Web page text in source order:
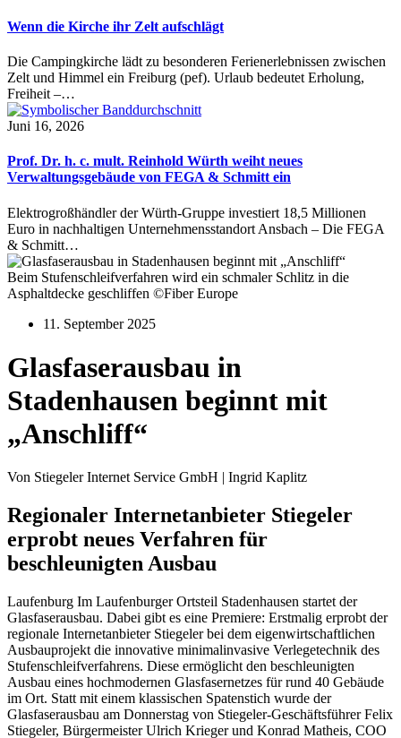
Wenn die Kirche ihr Zelt aufschlägt
Die Campingkirche lädt zu besonderen Ferienerlebnissen zwischen
Zelt und Himmel ein Freiburg (pef). Urlaub bedeutet Erholung,
Freiheit –…
Juni 16, 2026
Prof. Dr. h. c. mult. Reinhold Würth weiht neues
Verwaltungsgebäude von FEGA & Schmitt ein
Elektrogroßhändler der Würth-Gruppe investiert 18,5 Millionen
Euro in nachhaltigen Unternehmensstandort Ansbach – Die FEGA
& Schmitt…
Beim Stufenschleifverfahren wird ein schmaler Schlitz in die
Asphaltdecke geschliffen ©Fiber Europe
11. September 2025
Glasfaserausbau in
Stadenhausen beginnt mit
„Anschliff“
Von Stiegeler Internet Service GmbH | Ingrid Kaplitz
Regionaler Internetanbieter Stiegeler
erprobt neues Verfahren für
beschleunigten Ausbau
Laufenburg Im Laufenburger Ortsteil Stadenhausen startet der
Glasfaserausbau. Dabei gibt es eine Premiere: Erstmalig erprobt der
regionale Internetanbieter Stiegeler bei dem eigenwirtschaftlichen
Ausbauprojekt die innovative minimalinvasive Verlegetechnik des
Stufenschleifverfahrens. Diese ermöglicht den beschleunigten
Ausbau eines hochmodernen Glasfasernetzes für rund 40 Gebäude
im Ort. Statt mit einem klassischen Spatenstich wurde der
Glasfaserausbau am Donnerstag von Stiegeler-Geschäftsführer Felix
Stiegeler, Bürgermeister Ulrich Krieger und Konrad Matheis, COO